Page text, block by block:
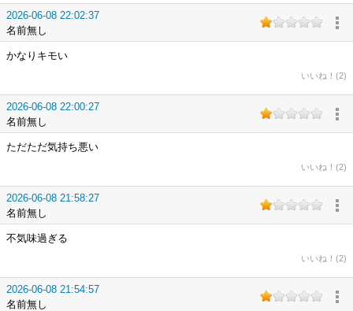
2026-06-08 22:02:37
名前無し
かなりキモい
いいね！(2)
2026-06-08 22:00:27
名前無し
ただただ気持ち悪い
いいね！(2)
2026-06-08 21:58:27
名前無し
不気味過ぎる
いいね！(2)
2026-06-08 21:54:57
名前無し